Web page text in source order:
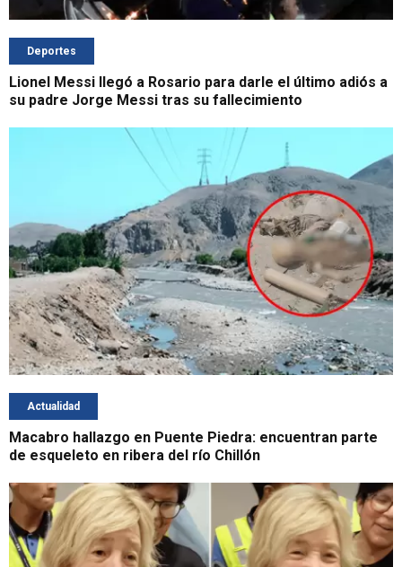
Deportes
Lionel Messi llegó a Rosario para darle el último adiós a
su padre Jorge Messi tras su fallecimiento
Actualidad
Macabro hallazgo en Puente Piedra: encuentran parte
de esqueleto en ribera del río Chillón